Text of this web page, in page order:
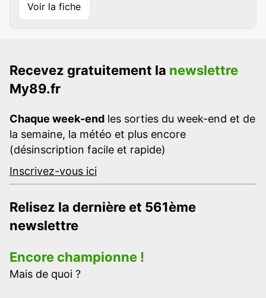
Voir la fiche
Recevez gratuitement la newslettre
My89.fr
Chaque week-end les sorties du week-end et de
la semaine, la météo et plus encore
(désinscription facile et rapide)
Inscrivez-vous ici
Relisez la dernière et 561ème
newslettre
Encore championne !
Mais de quoi ?